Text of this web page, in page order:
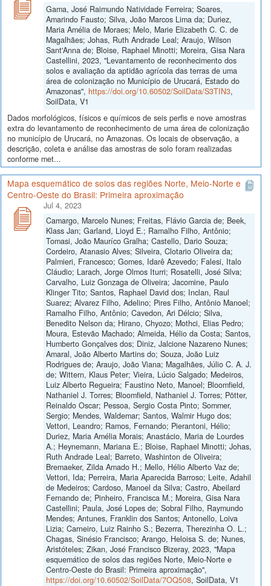
Gama, José Raimundo Natividade Ferreira; Soares,
Amarindo Fausto; Silva, João Marcos Lima da; Duriez,
Maria Amélia de Moraes; Melo, Marie Elizabeth C. C. de
Magalhães; Johas, Ruth Andrade Leal; Araujo, Wilson
Sant'Anna de; Bloise, Raphael Minotti; Moreira, Gisa Nara
Castellini, 2023, "Levantamento de reconhecimento dos
solos e avaliação da aptidão agrícola das terras de uma
área de colonização no Município de Urucará, Estado do
Amazonas", https://doi.org/10.60502/SoilData/S3TIN3,
SoilData, V1
Dados morfológicos, físicos e químicos de seis perfis e nove amostras
extra do levantamento de reconhecimento de uma área de colonização
no município de Urucará, no Amazonas. Os locais de observação, a
descrição, coleta e análise das amostras de solo foram realizadas
conforme met...
Mapa esquemático de solos das regiões Norte, Meio-Norte e
Centro-Oeste do Brasil: Primeira aproximação
Jul 4, 2023
Camargo, Marcelo Nunes; Freitas, Flávio Garcia de; Beek,
Klass Jan; Garland, Lioyd E.; Ramalho Filho, Antônio;
Tomasi, João Mauríco Gralha; Castello, Dario Souza;
Cordeiro, Atanasio Alves; Silveira, Clotario Oliveira da;
Palmieri, Francesco; Gomes, Idarê Azevedo; Falesi, Italo
Cláudio; Larach, Jorge Olmos Iturri; Rosatelli, José Silva;
Carvalho, Luiz Gonzaga de Oliveira; Jacomine, Paulo
Klinger Tito; Santos, Raphael David dos; Inclan, Raul
Suarez; Alvarez Filho, Adelino; Pires Filho, Antônio Manoel;
Ramalho Filho, Antônio; Cavedon, Ari Délcio; Silva,
Benedito Nelson da; Hirano, Chyozo; Mothci, Elias Pedro;
Moura, Estevão Machado; Almeida, Hélio da Costa; Santos,
Humberto Gonçalves dos; Diniz, Jalcione Nazareno Nunes;
Amaral, João Alberto Martins do; Souza, João Luiz
Rodrigues de; Araujo, João Viana; Magalhães, Júlio C. A. J.
de; Wittern, Klaus Peter; Vieira, Lúcio Salgado; Medeiros,
Luiz Alberto Regueira; Faustino Neto, Manoel; Bloomfield,
Nathaniel J. Torres; Bloomfield, Nathaniel J. Torres; Pötter,
Reinaldo Oscar; Pessoa, Sergio Costa Pinto; Sommer,
Sergio; Mendes, Waldemar; Santos, Walmir Hugo dos;
Vettori, Leandro; Ramos, Fernando; Pierantoni, Hélio;
Duriez, Maria Amélia Morais; Anastácio, Maria de Lourdes
A.; Heynemann, Mariana E.; Bloise, Raphael Minotti; Johas,
Ruth Andrade Leal; Barreto, Washinton de Oliveira;
Bremaeker, Zilda Amado H.; Mello, Hélio Alberto Vaz de;
Vettori, Ida; Perreira, Maria Aparecida Barroso; Leite, Adahil
de Medeiros; Cardoso, Manoel da Silva; Castro, Abeilard
Fernando de; Pinheiro, Francisca M.; Moreira, Gisa Nara
Castellini; Paula, José Lopes de; Sobral Filho, Raymundo
Mendes; Antunes, Franklin dos Santos; Antonello, Loiva
Lizia; Carneiro, Luiz Rainho S.; Bezerra, Therezinha O. L.;
Chagas, Sinésio Francisco; Arango, Heloisa S. de; Nunes,
Aristóteles; Zikan, José Francisco Bizeray, 2023, "Mapa
esquemático de solos das regiões Norte, Meio-Norte e
Centro-Oeste do Brasil: Primeira aproximação",
https://doi.org/10.60502/SoilData/7OQ508, SoilData, V1